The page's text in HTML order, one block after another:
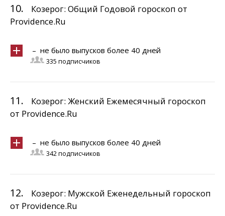
10.
Козерог: Общий Годовой гороскоп от
Providence.Ru
– не было выпусков более 40 дней
335 подписчиков
11.
Козерог: Женский Ежемесячный гороскоп
от Providence.Ru
– не было выпусков более 40 дней
342 подписчиков
12.
Козерог: Мужской Еженедельный гороскоп
от Providence.Ru